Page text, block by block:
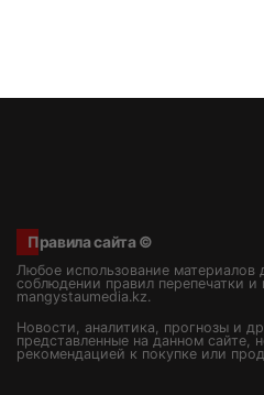
Правила сайта ©
Любое использование материалов
соблюдении правил перепечатки
mangystaumedia.kz.
Новости, аналитика, прогнозы и
представленные на данном сайте,
рекомендацией к покупке или